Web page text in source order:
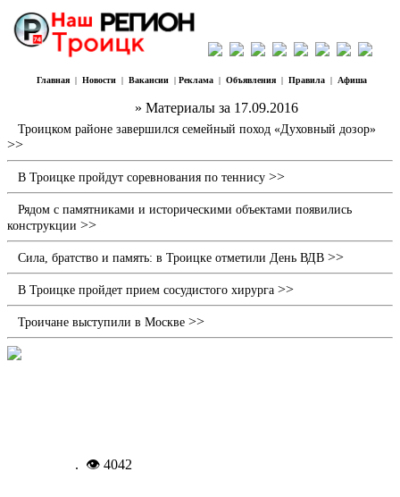
Главная | Новости | Вакансии | Реклама | Объявления | Правила | Афиша
» Материалы за 17.09.2016
Троицком районе завершился семейный поход «Духовный дозор»
>>
В Троицке пройдут соревнования по теннису >>
Рядом с памятниками и историческими объектами появились
конструкции >>
Сила, братство и память: в Троицке отметили День ВДВ >>
В Троицке пройдет прием сосудистого хирурга >>
Троичане выступили в Москве >>
. 👁 4042